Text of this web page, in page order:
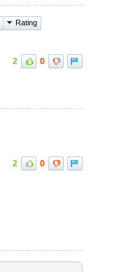
Rating
2 0
2 0